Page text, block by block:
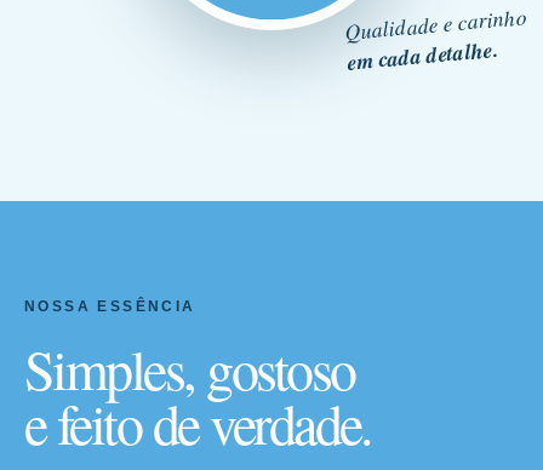
Qualidade e carinho
em cada detalhe.
NOSSA ESSÊNCIA
Simples, gostoso
e feito de verdade.